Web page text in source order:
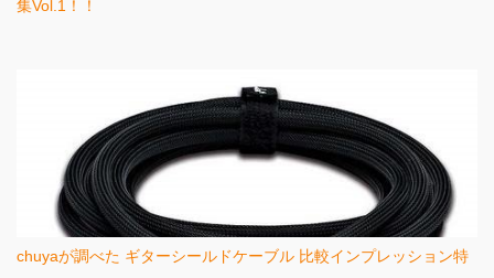
集Vol.1！！
chuyaが調べた ギターシールドケーブル 比較インプレッション特